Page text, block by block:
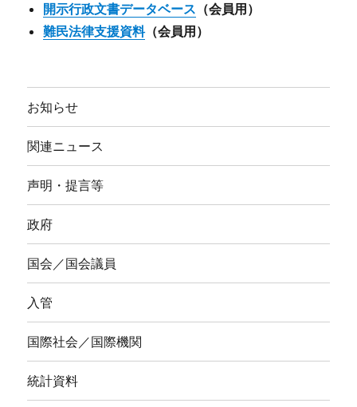
開示行政文書データベース （会員用）
難民法律支援資料（会員用）
お知らせ
関連ニュース
声明・提言等
政府
国会／国会議員
入管
国際社会／国際機関
統計資料